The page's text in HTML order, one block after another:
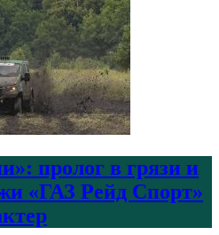
пролог в грязи и
«ГАЗ Рейд Спорт»